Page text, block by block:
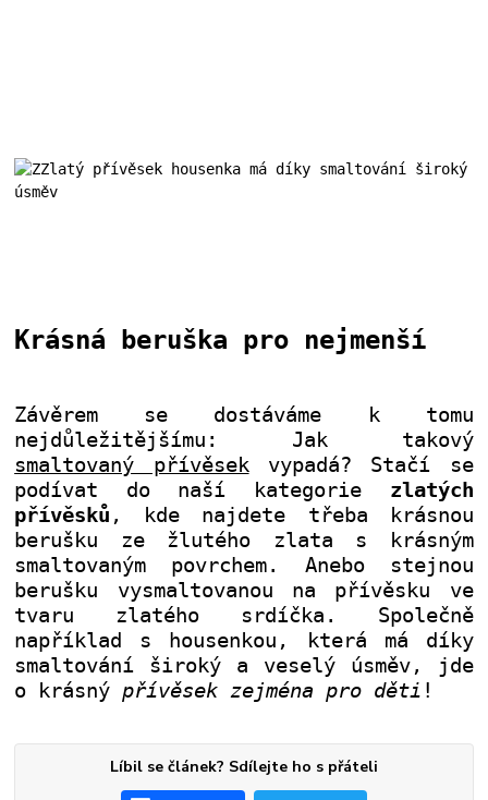
Krásná beruška pro nejmenší
Závěrem se dostáváme k tomu
nejdůležitějšímu: Jak takový
smaltovaný přívěsekvypadá? Stačí se
podívat do naší kategorie zlatých
přívěsků , kde najdete třeba krásnou
berušku ze žlutého zlata s krásným
smaltovaným povrchem. Anebo stejnou
berušku vysmaltovanou na přívěsku ve
tvaru zlatého srdíčka. Společně
například s housenkou, která má díky
smaltování široký a veselý úsměv, jde
o krásný přívěsek zejména pro děti !
Líbil se článek? Sdílejte ho s přáteli